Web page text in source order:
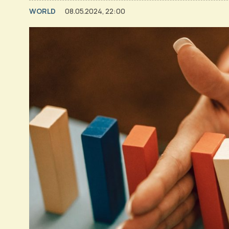
WORLD 08.05.2024, 22:00